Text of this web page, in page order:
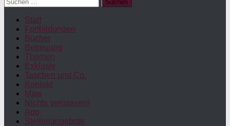
nach:
Start
Fortbildungen
Bücher
Betreuung
Themen
Exklusiv
Taschen und Co.
Kontakt
Maw
Nichts verpassen!
App
Stellenangebote